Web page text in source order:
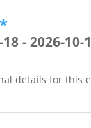
- 2026-10-
details for this